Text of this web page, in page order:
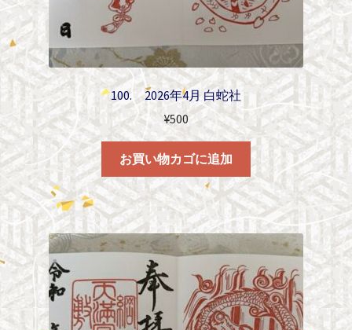
100. 2026年4月 白蛇社
¥500
お買い物カゴに追加